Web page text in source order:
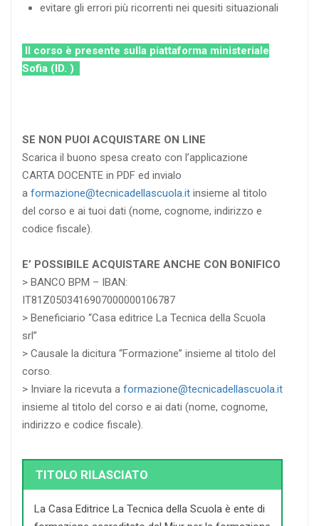
evitare gli errori più ricorrenti nei quesiti situazionali
Il corso è presente sulla piattaforma ministeriale
Sofia (ID. )
SE NON PUOI ACQUISTARE ON LINE
Scarica il buono spesa creato con l’applicazione
CARTA DOCENTE in PDF ed invialo
a formazione@tecnicadellascuola.it insieme al titolo
del corso e ai tuoi dati (nome, cognome, indirizzo e
codice fiscale).
E’ POSSIBILE ACQUISTARE ANCHE CON BONIFICO
> BANCO BPM – IBAN:
IT81Z0503416907000000106787
> Beneficiario “Casa editrice La Tecnica della Scuola
srl”
> Causale la dicitura “Formazione” insieme al titolo del
corso.
> Inviare la ricevuta a formazione@tecnicadellascuola.it
insieme al titolo del corso e ai dati (nome, cognome,
indirizzo e codice fiscale).
TITOLO RILASCIATO
La Casa Editrice La Tecnica della Scuola è ente di